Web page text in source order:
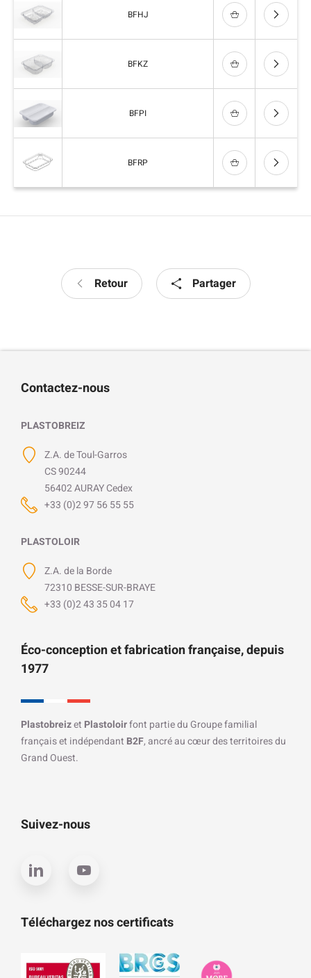
BFHJ
BFKZ
BFPI
BFRP
Retour Partager
Contactez-nous
PLASTOBREIZ
Z.A. de Toul-Garros
CS 90244
56402 AURAY Cedex
+33 (0)2 97 56 55 55
PLASTOLOIR
Z.A. de la Borde
72310 BESSE-SUR-BRAYE
+33 (0)2 43 35 04 17
Éco-conception et fabrication française, depuis
1977
Plastobreizet Plastoloirfont partie du Groupe familial
français et indépendant B2F, ancré au cœur des territoires du
Grand Ouest.
Suivez-nous
Téléchargez nos certificats